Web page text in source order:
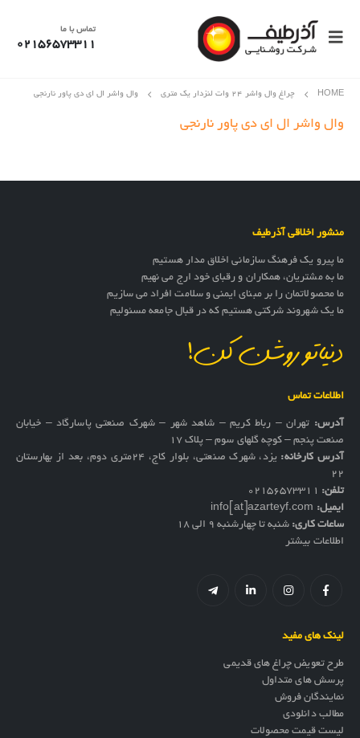
تماس با ما
02156573311
HOME چراغ وال واشر 24 وات لنزدار یک متری وال واشر ال ای دی پاور نارنجی
وال واشر ال ای دی پاور نارنجی
منشور اخلاقی آذرطیف
ما پیرو یک فرهنگ سازمانی اخلاق مدار هستیم
ما به مشتریان، همکاران و رقبای خود ارج می نهیم
ما محصولاتمان را بر مبنای ایمنی و سلامت افراد می سازیم
ما یک شهروند شرکتی هستیم که در قبال جامعه مسئولیم
دنیاتو روشن کن!
اطلاعات تماس
آدرس: تهران – رباط کریم – شاهد شهر – شهرک صنعتی پاسارگاد – خیابان
صنعت پنجم – کوچه گلهای سوم – پلاک 17
آدرس کارخانه:
یزد، شهرک صنعتی، بلوار کاج، ۲۴متری دوم، بعد از بهارستان
۲۲
تلفن: 02156573311
ایمیل: info[at]azarteyf.com
ساعات کاری: شنبه تا چهارشنبه 9 الی 18
اطلاعات بیشتر
لینک های مفید
طرح تعویض چراغ های قدیمی
پرسش های متداول
نمایندگان فروش
مطالب دانلودی
لیست قیمت محصولات